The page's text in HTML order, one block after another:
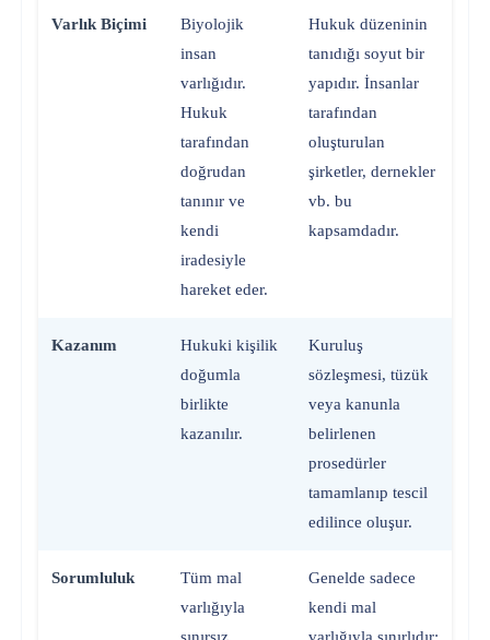
Varlık Biçimi
Biyolojik
insan
varlığıdır.
Hukuk
tarafından
doğrudan
tanınır ve
kendi
iradesiyle
hareket eder.
Hukuk düzeninin
tanıdığı soyut bir
yapıdır. İnsanlar
tarafından
oluşturulan
şirketler, dernekler
vb. bu
kapsamdadır.
Kazanım
Hukuki kişilik
doğumla
birlikte
kazanılır.
Kuruluş
sözleşmesi, tüzük
veya kanunla
belirlenen
prosedürler
tamamlanıp tescil
edilince oluşur.
Sorumluluk
Tüm mal
varlığıyla
Genelde sadece
kendi mal